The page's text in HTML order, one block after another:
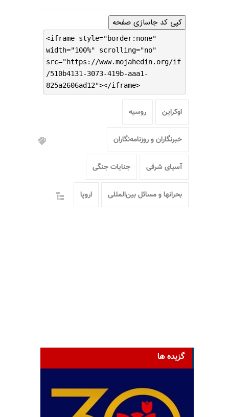
کپی کد جاسازی صفحه
<iframe style="border:none"
width="100%" scrolling="no"
src="https://www.mojahedin.org/if
/510b4131-3073-419b-aaa1-
825a2606ad12"></iframe>
اوکراین روسیه
خبرنگاران و روزنامه‌نگاران
آسیای شرقی جنایات جنگی
بحرانها و مسائل بین‌المللی اروپا
گزیده ها